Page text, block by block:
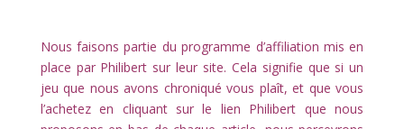
Nous faisons partie du programme d’affiliation mis en
place par Philibert sur leur site. Cela signifie que si un
jeu que nous avons chroniqué vous plaît, et que vous
l’achetez en cliquant sur le lien Philibert que nous